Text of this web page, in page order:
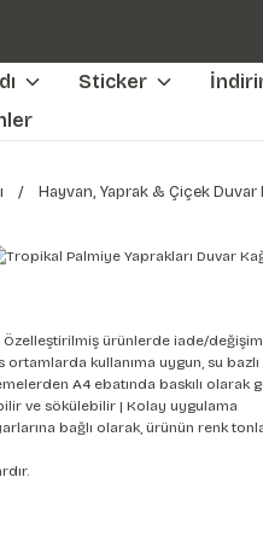
Sticker
Hayvan, Yaprak & Çiçek Duvar
Özelleştirilmiş ürünlerde iade/
ortamlarda kullanıma uygun, su
A4 ebatında baskılı olarak
ve sökülebilir | Kolay uygulama
bağlı olarak, ürünün renk